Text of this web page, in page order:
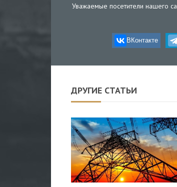
Уважаемые посетители нашего
ВКонтакте
ДРУГИЕ СТАТЬИ